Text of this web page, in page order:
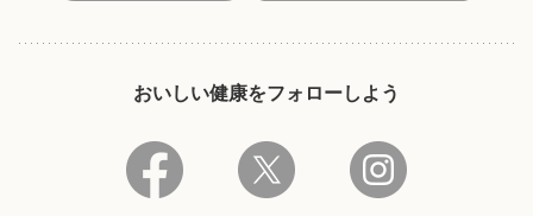
おいしい健康をフォローしよう